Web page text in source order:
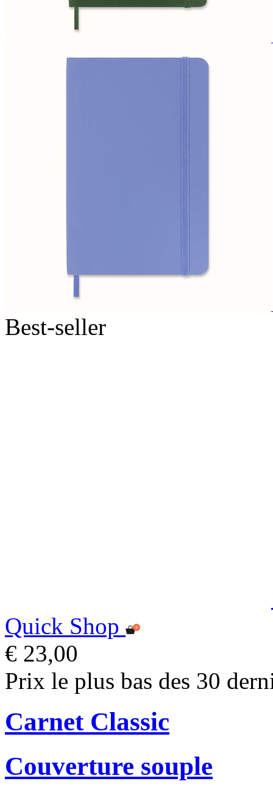
Best-seller
Quick Shop
€ 23,00
Prix le plus bas des 30
Carnet Classic
Couverture souple